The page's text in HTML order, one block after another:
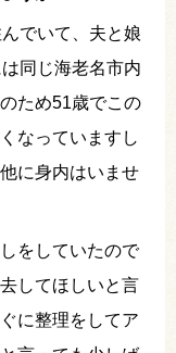
でいて、夫と娘
同じ海老名市内
ため51歳でこの
なっていますし
に身内はいませ
をしていたので
してほしいと言
に整理をしてア